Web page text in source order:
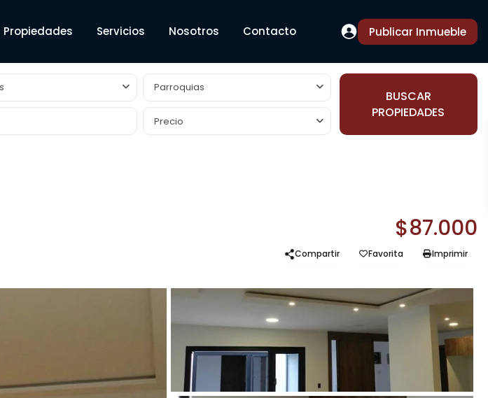
Propiedades Servicios Nosotros Contacto Publicar Inmueble
Parroquias
Precio
BUSCAR
PROPIEDADES
$87.000
Compartir Favorita Imprimir